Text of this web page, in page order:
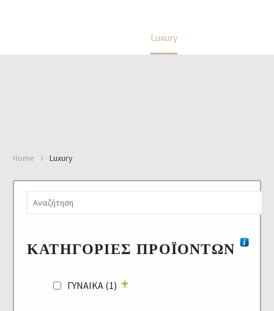
Luxury
Home Luxury
ΚΑΤΗΓΟΡΊΕΣ ΠΡΟΪΌΝΤΩΝ
ΓΥΝΑΙΚΑ (1)